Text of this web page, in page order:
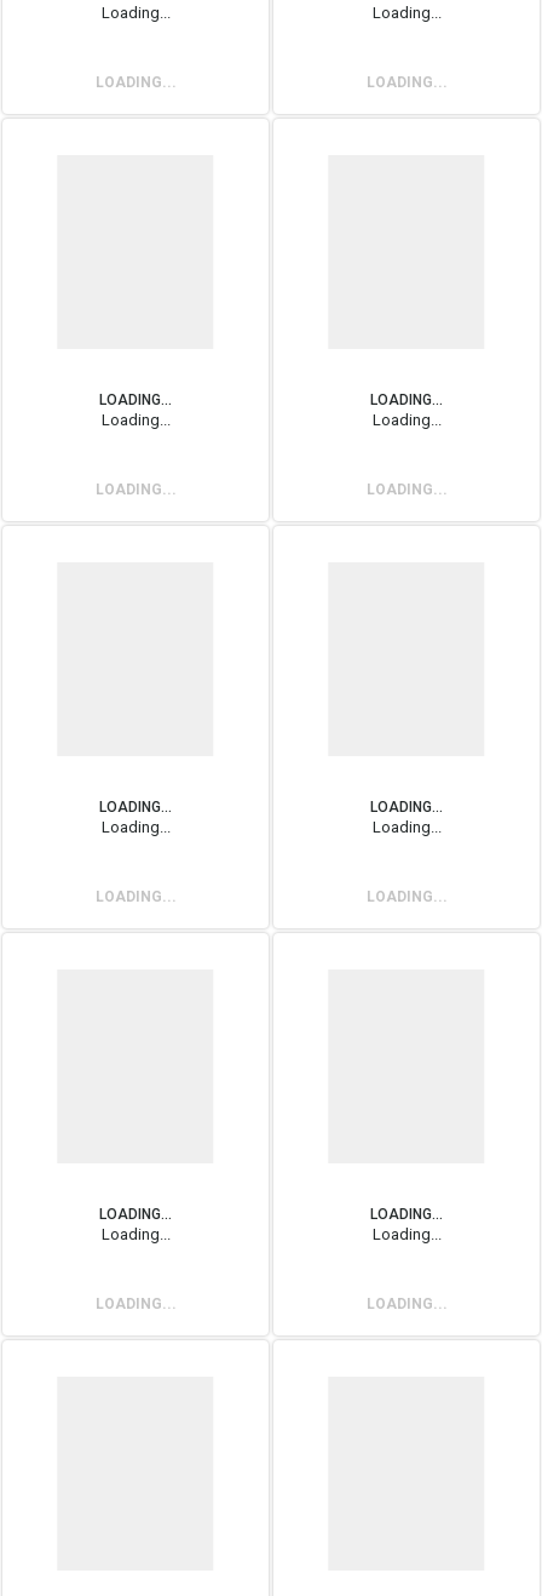
Loading...
LOADING...
Loading...
LOADING...
LOADING...
Loading...
LOADING...
LOADING...
Loading...
LOADING...
LOADING...
Loading...
LOADING...
LOADING...
Loading...
LOADING...
LOADING...
Loading...
LOADING...
LOADING...
Loading...
LOADING...